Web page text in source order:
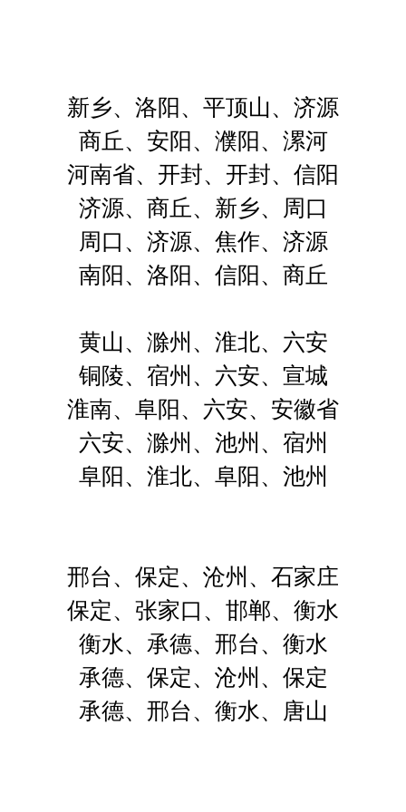
新乡、洛阳、平顶山、济源
商丘、安阳、濮阳、漯河
河南省、开封、开封、信阳
济源、商丘、新乡、周口
周口、济源、焦作、济源
南阳、洛阳、信阳、商丘
黄山、滁州、淮北、六安
铜陵、宿州、六安、宣城
淮南、阜阳、六安、安徽省
六安、滁州、池州、宿州
阜阳、淮北、阜阳、池州
邢台、保定、沧州、石家庄
保定、张家口、邯郸、衡水
衡水、承德、邢台、衡水
承德、保定、沧州、保定
承德、邢台、衡水、唐山